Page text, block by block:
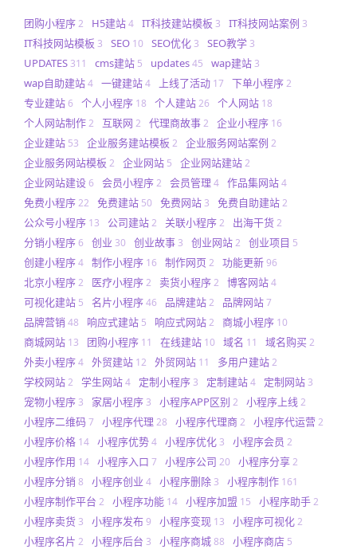
团购小程序2 H5建站4 IT科技建站模板 3 IT科技网站案例 3
IT科技网站模板 3 SEO 10 SEO优化 3 SEO教学 3
UPDATES 311 cms建站 5 updates45 wap建站 3
wap自助建站4 一键建站4 上线了活动 17 下单小程序2
专业建站6 个人小程序 18 个人建站26 个人网站 18
个人网站制作2 互联网 2 代理商故事2 企业小程序 16
企业建站 53 企业服务建站模板 2 企业服务网站案例 2
企业服务网站模板 2 企业网站 5 企业网站建站2
企业网站建设6 会员小程序2 会员管理 4 作品集网站4
免费小程序22 免费建站 50 免费网站 3 免费自助建站2
公众号小程序 13 公司建站2 关联小程序2 出海干货2
分销小程序6 创业 30 创业故事 3 创业网站2 创业项目 5
创建小程序4 制作小程序 16 制作网页 2 功能更新96
北京小程序2 医疗小程序2 卖货小程序2 博客网站4
可视化建站 5 名片小程序46 品牌建站2 品牌网站7
品牌营销 48 响应式建站 5 响应式网站2 商城小程序 10
商城网站 13 团购小程序 11 在线建站 10 域名 11 域名购买2
外卖小程序4 外贸建站 12 外贸网站 11 多用户建站2
学校网站2 学生网站4 定制小程序 3 定制建站4 定制网站 3
宠物小程序 3 家居小程序 3 小程序APP区别 2 小程序上线 2
小程序二维码7 小程序代理 28 小程序代理商2 小程序代运营2
小程序价格 14 小程序优势4 小程序优化 3 小程序会员 2
小程序作用 14 小程序入口 7 小程序公司 20 小程序分享2
小程序分销 8 小程序创业 4 小程序删除 3 小程序制作 161
小程序制作平台 2 小程序功能 14 小程序加盟 15 小程序助手2
小程序卖货 3 小程序发布9 小程序变现 13 小程序可视化2
小程序名片 2 小程序后台 3 小程序商城88 小程序商店 5